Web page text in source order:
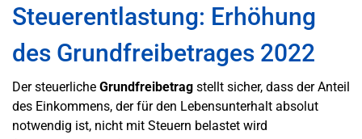
Steuerentlastung: Erhöhung
des Grundfreibetrages 2022
Der steuerliche Grundfreibetrag stellt sicher, dass der Anteil
des Einkommens, der für den Lebensunterhalt absolut
notwendig ist, nicht mit Steuern belastet wird